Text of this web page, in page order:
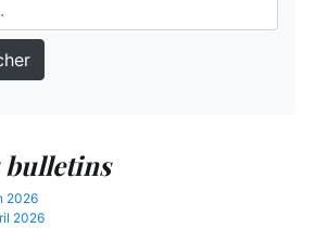
2026
2026